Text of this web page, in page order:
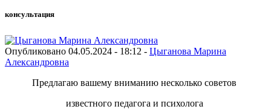
консультация
Опубликовано 04.05.2024 - 18:12 - Цыганова Марина
Александровна
Предлагаю вашему вниманию несколько советов
известного педагога и психолога